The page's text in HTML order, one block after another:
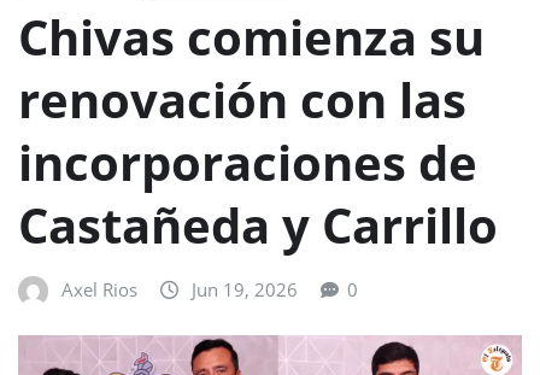
Chivas comienza su
renovación con las
incorporaciones de
Castañeda y Carrillo
Axel Rios Jun 19, 2026 0